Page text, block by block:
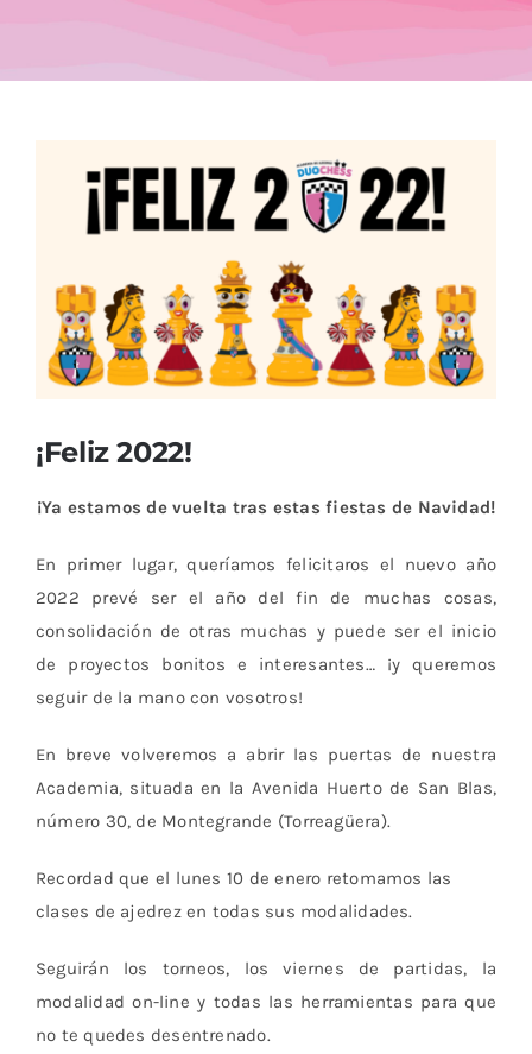
imagen
¡Feliz 2022!
¡Ya estamos de vuelta tras estas fiestas de Navidad!
En primer lugar, queríamos felicitaros el nuevo año
2022 prevé ser el año del fin de muchas cosas,
consolidación de otras muchas y puede ser el inicio
de proyectos bonitos e interesantes… ¡y queremos
seguir de la mano con vosotros!
En breve volveremos a abrir las puertas de nuestra
Academia, situada en la Avenida Huerto de San Blas,
número 30, de Montegrande (Torreagüera).
Recordad que el lunes 10 de enero retomamos las
clases de ajedrez en todas sus modalidades.
Seguirán los torneos, los viernes de partidas, la
modalidad on-line y todas las herramientas para que
no te quedes desentrenado.